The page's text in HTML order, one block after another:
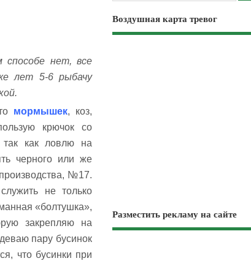
способе нет, все
лет 5-6 рыбачу
мормышек, коз,
крючок со
как ловлю на
черного или же
№17.
не только
«болтушка»,
закрепляю на
пару бусинок
что бусинки при
Воздушная карта тревог
Разместить рекламу на сайте